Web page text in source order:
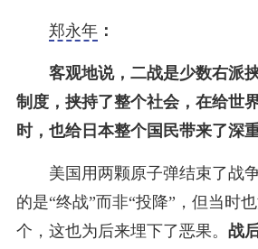
郑永年：
客观地说，二战是少数右派
制度，挟持了整个社会，在给世
时，也给日本整个国民带来了深
美国用两颗原子弹结束了战
的是“终战”而非“投降”，但当时
个，这也为后来埋下了恶果。 战